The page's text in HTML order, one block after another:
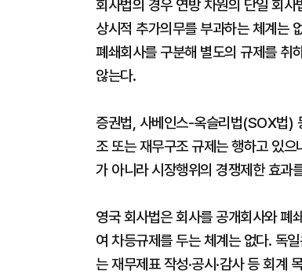
회사법의 경우 연방 차원의 단일 회
상시적 추가의무를 부과하는 체계는
폐쇄회사를 구분해 별도의 규제를 취
않는다.
증권법, 사베인스-옥슬리법(SOX법)
조 또는 재무구조 규제는 행하고 있
가 아니라 시장행위의 경쟁제한 효과
영국 회사법은 회사를 공개회사와 폐
여 차등규제를 두는 체계는 없다. 독
는 재무제표 작성·공시·감사 등 회계